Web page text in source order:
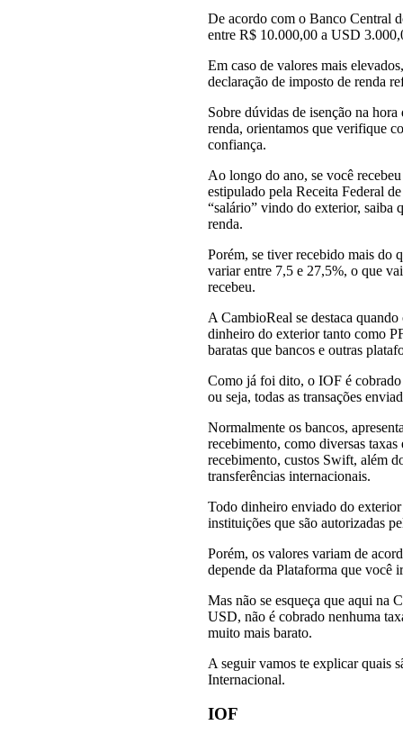
De acordo com o Banco Central
entre R$ 10.000,00 a USD
Em caso de valores mais
declaração de imposto de renda
Sobre dúvidas de isenção na
renda, orientamos que verifique
confiança.
Ao longo do ano, se você
estipulado pela Receita Federal
“salário” vindo do exterior, saiba
renda.
Porém, se tiver recebido mais do
variar entre 7,5 e 27,5%, o que
recebeu.
A CambioReal se destaca
dinheiro do exterior tanto como
baratas que bancos e outras
Como já foi dito, o IOF é cobrado
ou seja, todas as transações
Normalmente os bancos,
recebimento, como diversas
recebimento, custos Swift, além
transferências internacionais.
Todo dinheiro enviado do
instituições que são autorizadas
Porém, os valores variam de
depende da Plataforma que você
Mas não se esqueça que aqui na
USD, não é cobrado nenhuma
muito mais barato.
A seguir vamos te explicar quais
Internacional.
IOF